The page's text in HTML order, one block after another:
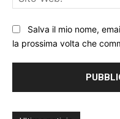
Salva il mio nome,
la prossima volta che